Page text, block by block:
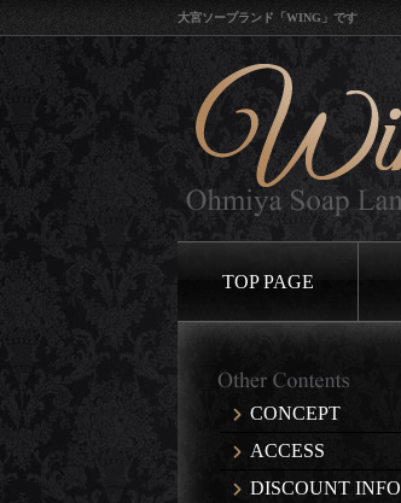
大宮ソープランド「WING」です
TOP PAGE
CONCEPT
ACCESS
DISCOUNT INFO